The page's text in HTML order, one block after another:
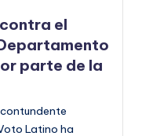
el
parte de la
Latino ha